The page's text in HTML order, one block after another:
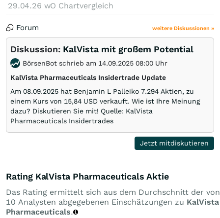
29.04.26 wO Chartvergleich
Forum weitere Diskussionen »
Diskussion: KalVista mit großem Potential
BörsenBot schrieb am 14.09.2025 08:00 Uhr
KalVista Pharmaceuticals Insidertrade Update
Am 08.09.2025 hat Benjamin L Palleiko 7.294 Aktien, zu
einem Kurs von 15,84 USD verkauft. Wie ist Ihre Meinung
dazu? Diskutieren Sie mit! Quelle: KalVista
Pharmaceuticals Insidertrades
Jetzt mitdiskutieren
Rating KalVista Pharmaceuticals Aktie
Das Rating ermittelt sich aus dem Durchschnitt der von
10 Analysten abgegebenen Einschätzungen zu KalVista
Pharmaceuticals.